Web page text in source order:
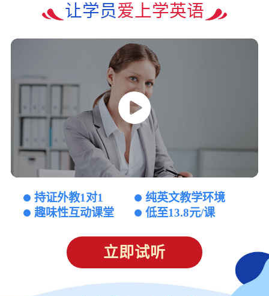
让学员爱上学英语
持证外教1对1
纯英文教学环境
趣味性互动课堂
低至13.8元/课
立即试听